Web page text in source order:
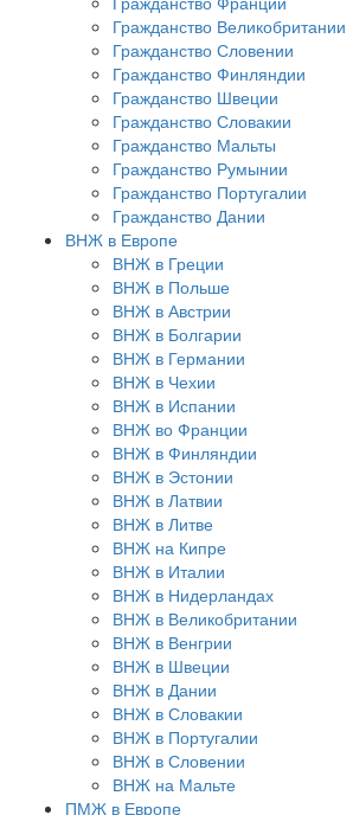
Гражданство Великобритании
Гражданство Словении
Гражданство Финляндии
Гражданство Швеции
Гражданство Словакии
Гражданство Мальты
Гражданство Румынии
Гражданство Португалии
Гражданство Дании
ВНЖ в Европе
ВНЖ в Греции
ВНЖ в Польше
ВНЖ в Австрии
ВНЖ в Болгарии
ВНЖ в Германии
ВНЖ в Чехии
ВНЖ в Испании
ВНЖ во Франции
ВНЖ в Финляндии
ВНЖ в Эстонии
ВНЖ в Латвии
ВНЖ в Литве
ВНЖ на Кипре
ВНЖ в Италии
ВНЖ в Нидерландах
ВНЖ в Великобритании
ВНЖ в Венгрии
ВНЖ в Швеции
ВНЖ в Дании
ВНЖ в Словакии
ВНЖ в Португалии
ВНЖ в Словении
ВНЖ на Мальте
ПМЖ в Европе